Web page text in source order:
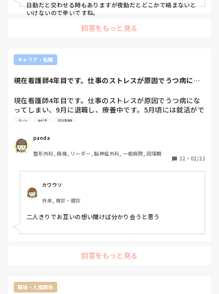
日勤だと交わせる時もありますが夜勤だとどこかで絡まないと
いけないので辛いですね。
回答をもっと見る
キャリア・転職
現在看護師4年目です。仕事のストレスが原因でうつ病にな
現在看護師4年目です。仕事のストレスが原因でうつ病にな
ってしまい、9月に退職し、療養中です。5月頃には就活がで
きそうです。また看護師として働きたいなと思っています。
が、精神科に興味があり、自分が病気になったことからも、
挑戦してみようかな、と思っています。同じように病気を抱
えながら働いている方は、自分の中で可能な範囲で働けてい
ますか？それは病院に交渉すれば考慮してもらえますか？？
常勤でなくパートで調節してますか？
うつ 就活 回復期
panda
整形外科, 病棟, リーダー, 脳神経外科, 一般病院, 回復期
12 ・ 02/21
カワウソ
外来, 検診・健診
二人きりでお互いの想い聞けば分かり会うと思う
回答をもっと見る
職場・人間関係